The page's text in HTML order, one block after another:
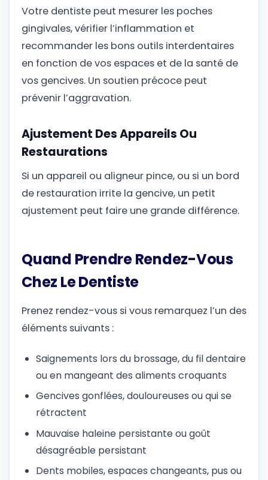
Votre dentiste peut mesurer les poches
gingivales, vérifier l’inflammation et
recommander les bons outils interdentaires
en fonction de vos espaces et de la santé de
vos gencives. Un soutien précoce peut
prévenir l’aggravation.
Ajustement Des Appareils Ou
Restaurations
Si un appareil ou aligneur pince, ou si un bord
de restauration irrite la gencive, un petit
ajustement peut faire une grande différence.
Quand Prendre Rendez-Vous
Chez Le Dentiste
Prenez rendez-vous si vous remarquez l’un des
éléments suivants :
Saignements lors du brossage, du fil dentaire
ou en mangeant des aliments croquants
Gencives gonflées, douloureuses ou qui se
rétractent
Mauvaise haleine persistante ou goût
désagréable persistant
Dents mobiles, espaces changeants, pus ou